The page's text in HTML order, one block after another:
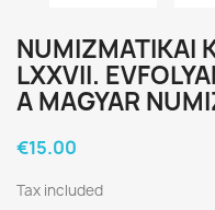
NUMIZMATIKAI
LXXVII.
A MAGYAR
€15.00
Tax included